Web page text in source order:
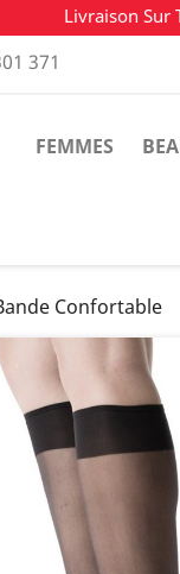
Livraison Sur
371
FEMMES
Confortable